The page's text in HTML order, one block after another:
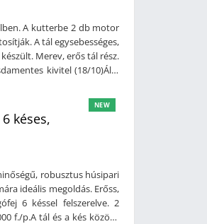
A kutterbe 2 db motor
A tál egysebességes,
Merev, erős tál rész.
kivitel (18/10)Álló
160 kg
késes,
robusztus húsipari
ideális megoldás. Erőss,
6 késsel felszerelve. 2
f./p.A tál és a kés közötti
NEW